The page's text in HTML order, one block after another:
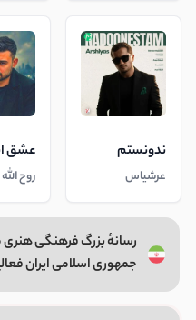
ندونستم
عرشیاس
عشق
روح
رسانهٔ بزرگ فرهنگی
جمهوری اسلامی ایران